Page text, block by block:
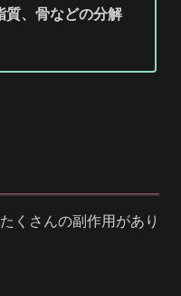
質、骨などの分解
くさんの副作用があり